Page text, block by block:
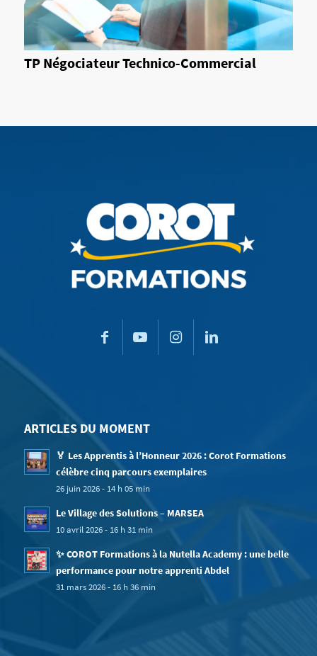
TP Négociateur Technico-Commercial
ARTICLES DU MOMENT
🏅 Les Apprentis à l’Honneur 2026 : Corot Formations
célèbre cinq parcours exemplaires
26 juin 2026 - 14 h 05 min
Le Village des Solutions – MARSEA
10 avril 2026 - 16 h 31 min
✨ COROT Formations à la Nutella Academy : une belle
performance pour notre apprenti Abdel
31 mars 2026 - 16 h 36 min